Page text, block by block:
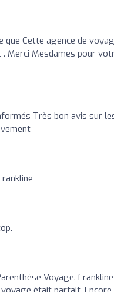
que Cette agence de
Merci Mesdames pour
Très bon avis sur
Voyage.